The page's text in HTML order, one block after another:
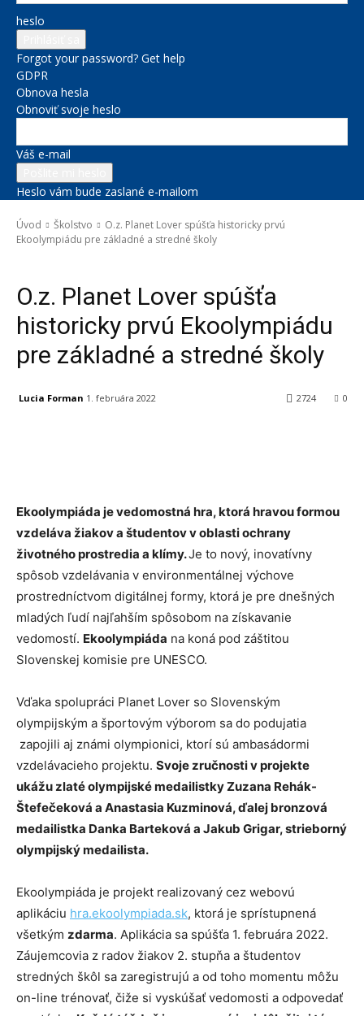
heslo
Forgot your password? Get help
GDPR
Obnova hesla
Obnoviť svoje heslo
Váš e-mail
Heslo vám bude zaslané e-mailom
Úvod Školstvo
O.z. Planet Lover spúšťa historicky prvú
Ekoolympiádu pre základné a stredné školy
O.z. Planet Lover spúšťa
historicky prvú Ekoolympiádu
pre základné a stredné školy
Lucia Forman 1. februára 2022 0
2724
Ekoolympiáda je vedomostná hra, ktorá hravou formou
vzdeláva žiakov a študentov v oblasti ochrany
životného prostredia a klímy.Je to nový, inovatívny
spôsob vzdelávania v environmentálnej výchove
prostredníctvom digitálnej formy, ktorá je pre dnešných
mladých ľudí najľahším spôsobom na získavanie
vedomostí. Ekoolympiáda na koná pod záštitou
Slovenskej komisie pre UNESCO.
Vďaka spolupráci Planet Lover so Slovenským
olympijským a športovým výborom sa do podujatia
zapojili aj známi olympionici, ktorí sú ambasádormi
vzdelávacieho projektu. Svoje zručnosti v projekte
ukážu zlaté olympijské medailistky Zuzana Rehák-
Štefečeková a Anastasia Kuzminová, ďalej bronzová
medailistka Danka Barteková a Jakub Grigar, strieborný
olympijský medailista.
Ekoolympiáda je projekt realizovaný cez webovú
aplikáciu hra.ekoolympiada.sk, ktorá je sprístupnená
všetkým zdarma. Aplikácia sa spúšťa 1. februára 2022.
Záujemcovia z radov žiakov 2. stupňa a študentov
stredných škôl sa zaregistrujú a od toho momentu môžu
on-line trénovať, čiže si vyskúšať vedomosti a odpovedať